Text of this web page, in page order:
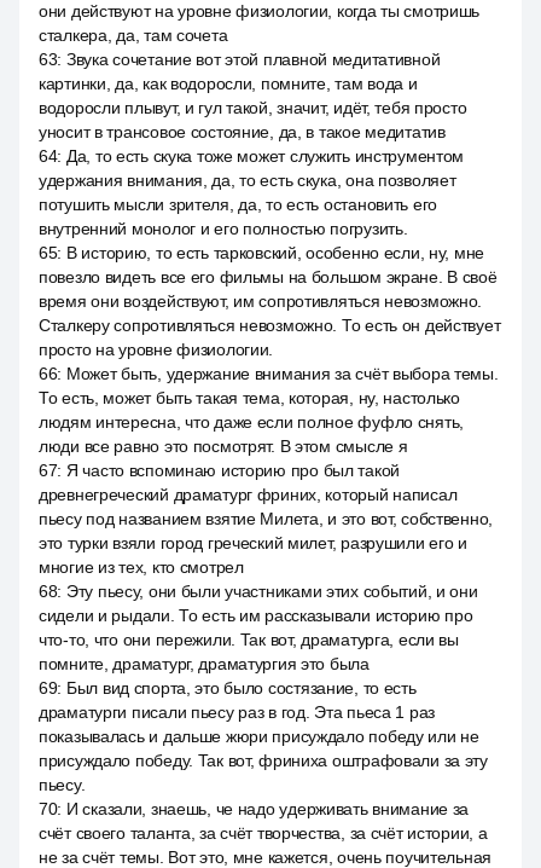
они действуют на уровне физиологии, когда ты смотришь
сталкера, да, там сочета
63: Звука сочетание вот этой плавной медитативной
картинки, да, как водоросли, помните, там вода и
водоросли плывут, и гул такой, значит, идёт, тебя просто
уносит в трансовое состояние, да, в такое медитатив
64: Да, то есть скука тоже может служить инструментом
удержания внимания, да, то есть скука, она позволяет
потушить мысли зрителя, да, то есть остановить его
внутренний монолог и его полностью погрузить.
65: В историю, то есть тарковский, особенно если, ну, мне
повезло видеть все его фильмы на большом экране. В своё
время они воздействуют, им сопротивляться невозможно.
Сталкеру сопротивляться невозможно. То есть он действует
просто на уровне физиологии.
66: Может быть, удержание внимания за счёт выбора темы.
То есть, может быть такая тема, которая, ну, настолько
людям интересна, что даже если полное фуфло снять,
люди все равно это посмотрят. В этом смысле я
67: Я часто вспоминаю историю про был такой
древнегреческий драматург фриних, который написал
пьесу под названием взятие Милета, и это вот, собственно,
это турки взяли город греческий милет, разрушили его и
многие из тех, кто смотрел
68: Эту пьесу, они были участниками этих событий, и они
сидели и рыдали. То есть им рассказывали историю про
что-то, что они пережили. Так вот, драматурга, если вы
помните, драматург, драматургия это была
69: Был вид спорта, это было состязание, то есть
драматурги писали пьесу раз в год. Эта пьеса 1 раз
показывалась и дальше жюри присуждало победу или не
присуждало победу. Так вот, фриниха оштрафовали за эту
пьесу.
70: И сказали, знаешь, че надо удерживать внимание за
счёт своего таланта, за счёт творчества, за счёт истории, а
не за счёт темы. Вот это, мне кажется, очень поучительная